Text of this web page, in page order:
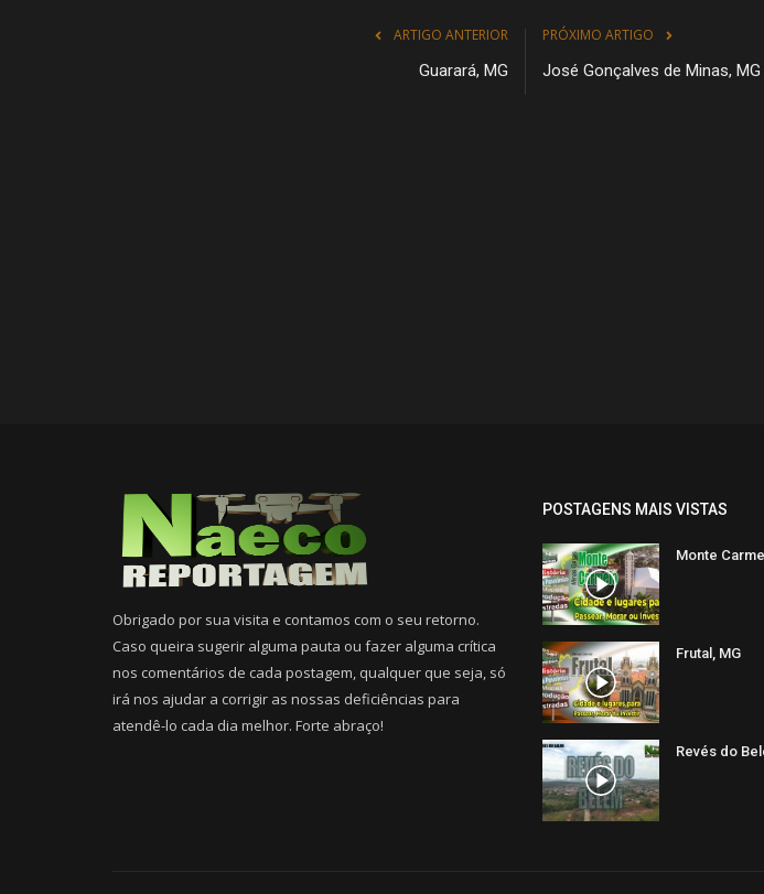
ARTIGO ANTERIOR
Guarará, MG
PRÓXIMO ARTIGO
José Gonçalves de Minas, MG
Obrigado por sua visita e contamos com o seu retorno.
Caso queira sugerir alguma pauta ou fazer alguma crítica
nos comentários de cada postagem, qualquer que seja, só
irá nos ajudar a corrigir as nossas deficiências para
atendê-lo cada dia melhor. Forte abraço!
POSTAGENS MAIS VISTAS
Monte
Frutal, MG
Revés do